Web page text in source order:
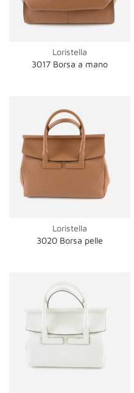
Loristella
3017 Borsa a mano
Loristella
3020 Borsa pelle